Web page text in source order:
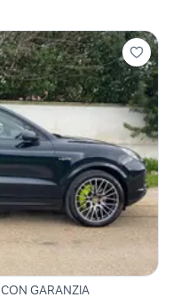
PORSCHE CAYENNE COUPE E- Hybrid CON GARANZIA